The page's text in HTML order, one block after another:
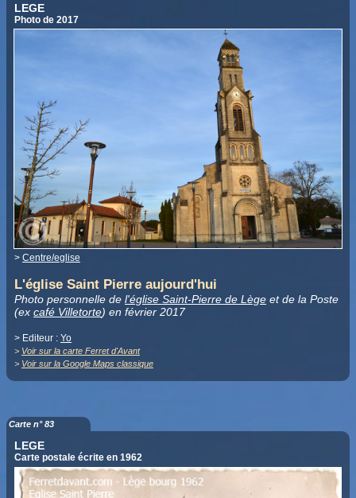
LEGE
Photo de 2017
> Centre/eglise
L'église Saint Pierre aujourd'hui
Photo personnelle de l'église Saint-Pierre de Lège et de la Poste
(ex café Villetorte) en février 2017
> Editeur : Yo
> Voir sur la carte Ferret d'Avant
> Voir sur la Google Maps classique
Carte n° 83
LEGE
Carte postale écrite en 1962